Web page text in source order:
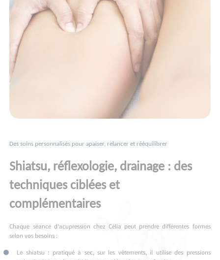
Des soins personnalisés pour apaiser, relancer et rééquilibrer
Shiatsu, réflexologie, drainage : des
techniques ciblées et
complémentaires
Chaque séance d’acupression chez Célia peut prendre différentes formes
selon vos besoins :
Le shiatsu : pratiqué à sec, sur les vêtements, il utilise des pressions